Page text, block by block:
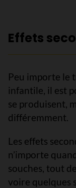
Effets
Peu importe le
infantile, il est
se produisent,
différemment.
Les effets
n’importe
souches, tout
voire quelques